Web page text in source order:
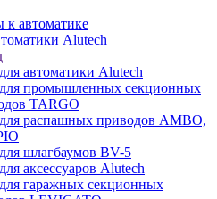
к автоматике
Alutech
автоматики Alutech
промышленных секционных
TARGO
распашных приводов AMBO,
шлагбаумов BV-5
аксессуаров Alutech
гаражных секционных